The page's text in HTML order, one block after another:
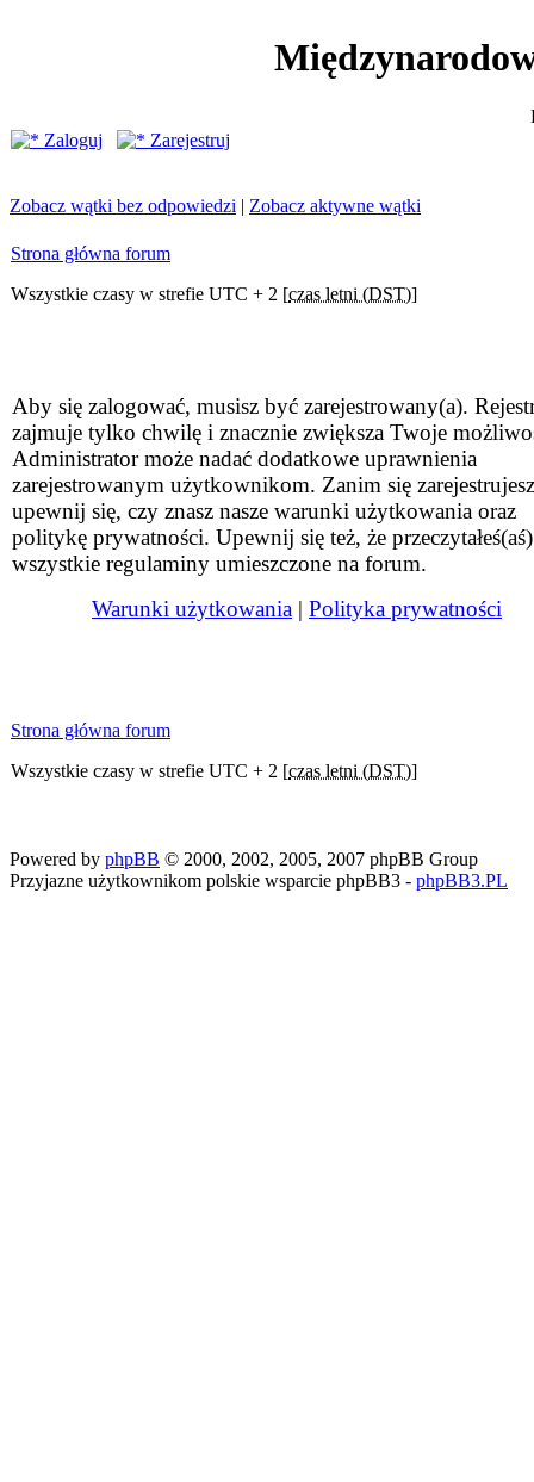
Zaloguj
Zarejestruj
Zobacz wątki bez odpowiedzi | Zobacz aktywne wątki
Strona główna forum
Wszystkie czasy w strefie UTC + 2 [czas letni (DST)]
Aby się zalogować, musisz być zarejestrowany(a).
zajmuje tylko chwilę i znacznie zwiększa Twoje
Administrator może nadać dodatkowe uprawnienia
zarejestrowanym użytkownikom. Zanim się
upewnij się, czy znasz nasze warunki użytkowania oraz
politykę prywatności. Upewnij się też, że przeczytałeś(aś)
wszystkie regulaminy umieszczone na forum.
Warunki użytkowania | Polityka prywatności
Strona główna forum
Wszystkie czasy w strefie UTC + 2 [czas letni (DST)]
Powered by phpBB © 2000, 2002, 2005, 2007 phpBB Group
Przyjazne użytkownikom polskie wsparcie phpBB3 - phpBB3.PL